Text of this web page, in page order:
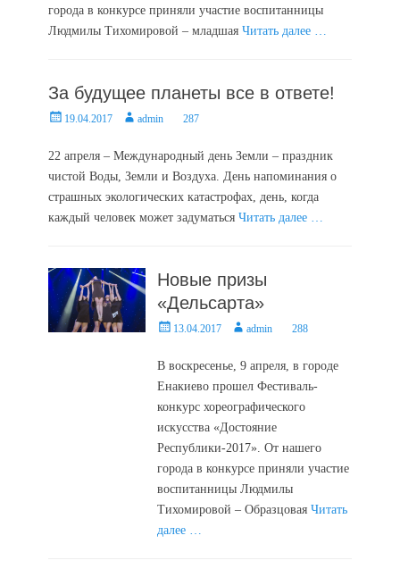
города в конкурсе приняли участие воспитанницы
Людмилы Тихомировой – младшая Читать далее …
За будущее планеты все в ответе!
Posted19.04.2017 Authoradmin 287
22 апреля – Международный день Земли – праздник
чистой Воды, Земли и Воздуха. День напоминания о
страшных экологических катастрофах, день, когда
каждый человек может задуматься Читать далее …
Новые призы
«Дельсарта»
Posted13.04.2017 Authoradmin 288
В воскресенье, 9 апреля, в городе
Енакиево прошел Фестиваль-
конкурс хореографического
искусства «Достояние
Республики-2017». От нашего
города в конкурсе приняли участие
воспитанницы Людмилы
Тихомировой – ОбразцоваяЧитать
далее …